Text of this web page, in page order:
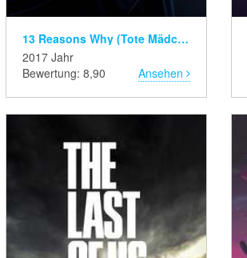
13 Reasons Why (Tote Mädchen lügen nicht)
2017 Jahr
Bewertung: 8,90
Ansehen